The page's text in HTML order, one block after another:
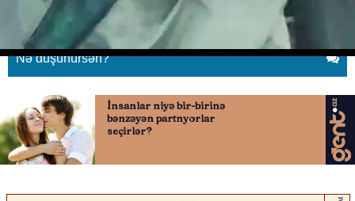
BAKUPOST.AZ
Nə düşünürsən?